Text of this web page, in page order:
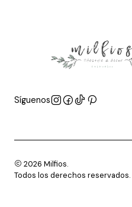
Síguenos
2026 Milfios.
Todos los derechos reservados.